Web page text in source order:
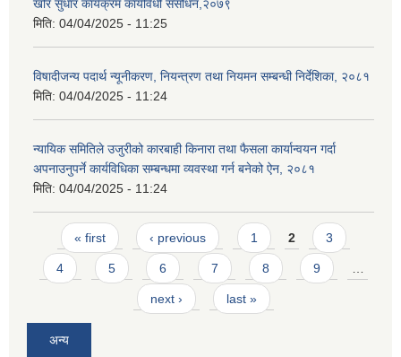
खोर सुधार कार्यक्रम कार्यविधी संसोधन,२०७९
मिति: 04/04/2025 - 11:25
विषादीजन्य पदार्थ न्यूनीकरण, नियन्त्रण तथा नियमन सम्बन्धी निर्देशिका, २०८१
मिति: 04/04/2025 - 11:24
न्यायिक समितिले उजुरीको कारबाही किनारा तथा फैसला कार्यान्वयन गर्दा
अपनाउनुपर्ने कार्यविधिका सम्बन्धमा व्यवस्था गर्न बनेको ऐन, २०८१
मिति: 04/04/2025 - 11:24
Pages
« first ‹ previous 1 2 3
4 5 6 7 8 9
next › last »
अन्य